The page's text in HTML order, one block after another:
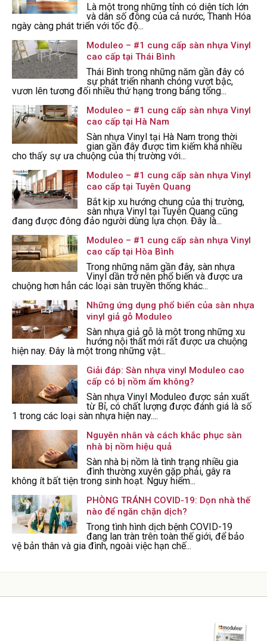
Là một trong những tỉnh có diện tích lớn
và dân số đông của cả nước, Thanh Hóa
ngày càng phát triển với tốc độ...
Moduleo – #1 cung cấp sàn nhựa Vinyl
cao cấp tại Thái Bình
Thái Bình trong những năm gần đây có
sự phát triển nhanh chóng vượt bậc,
vươn lên tương đối nhiều thứ hạng trong bảng tổng...
Moduleo – #1 cung cấp sàn nhựa Vinyl
cao cấp tại Hà Nam
Sàn nhựa Vinyl tại Hà Nam trong thời
gian gần đây được tìm kiếm khá nhiều
cho thấy sự ưa chuộng của thị trường với...
Moduleo – #1 cung cấp sàn nhựa Vinyl
cao cấp tại Tuyên Quang
Bắt kịp xu hướng chung của thị trường,
sàn nhựa Vinyl tại Tuyên Quang cũng
đang được đông đảo người dùng lựa chọn. Đây là...
Moduleo – #1 cung cấp sàn nhựa Vinyl
cao cấp tại Hòa Bình
Trong những năm gần đây, sàn nhựa
Vinyl dần trở nên phổ biến và được ưa
chuộng hơn hẳn các loại sàn truyền thống khác...
Những ứng dụng phổ biến của sàn nhựa
vinyl giả gỗ Moduleo
Sàn nhựa giả gỗ là một trong những xu
hướng nội thất mới rất được ưa chuộng
hiện nay. Đây là một trong những vật...
Giải đáp: Sàn nhựa vinyl Moduleo cao
cấp có bị nồm ẩm không?
Sàn nhựa Vinyl Moduleo được sản xuất
từ Bỉ, có chất lượng được đánh giá là số
1 trong các loại sàn nhựa hiện nay....
Nguyên nhân và cách khắc phục sàn
nhà bị nồm hiệu quả
Sàn nhà bị nồm là tình trạng nhiều gia
đình thường xuyên gặp phải, gây ra
không ít bất tiện trong sinh hoạt. Nguy hiểm...
PHÒNG TRÁNH COVID-19: Dọn nhà thế
nào để ngăn chặn dịch?
Trong tình hình dịch bệnh COVID-19
đang lan tràn trên toàn thế giới, để bảo
vệ bản thân và gia đình, ngoài việc hạn chế...